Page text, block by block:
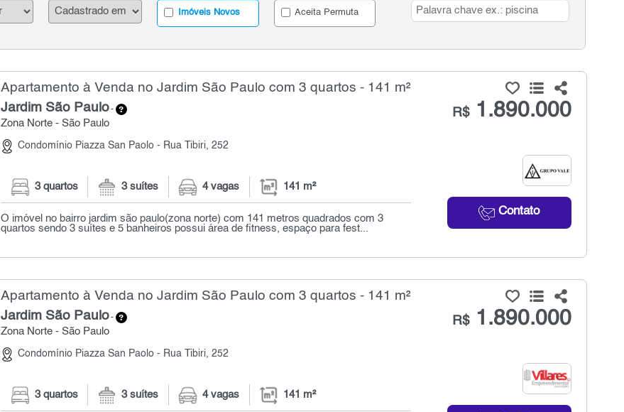
Imóveis Novos Aceita Permuta
Apartamento à Venda no Jardim São Paulo com 3 quartos - 141 m²
Jardim São Paulo-
Zona Norte - São Paulo
Condomínio Piazza San Paolo - Rua Tibiri, 252
R$1.890.000
Contato
3 quartos 3 suítes 4 vagas 141 m²
O imóvel no bairro jardim são paulo(zona norte) com 141 metros quadrados com 3
quartos sendo 3 suítes e 5 banheiros possui área de fitness, espaço para fest...
Apartamento à Venda no Jardim São Paulo com 3 quartos - 141 m²
Jardim São Paulo-
Zona Norte - São Paulo
Condomínio Piazza San Paolo - Rua Tibiri, 252
R$1.890.000
3 quartos 3 suítes 4 vagas 141 m²